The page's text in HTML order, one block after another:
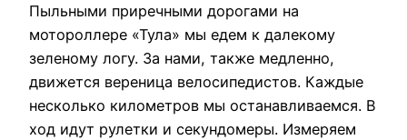
Пыльными приречными дорогами на
мотороллере «Тула» мы едем к далекому
зеленому логу. За нами, также медленно,
движется вереница велосипедистов. Каждые
несколько километров мы останавливаемся. В
ход идут рулетки и секундомеры. Измеряем